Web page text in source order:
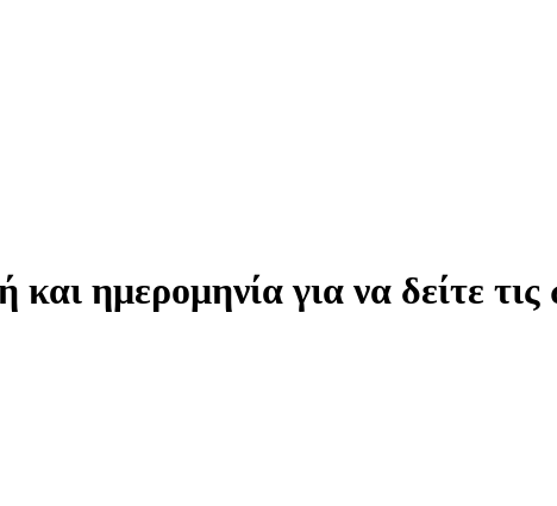
και ημερομηνία για να δείτε